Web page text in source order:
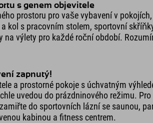
s genem objevitele
prostoru pro vaše vybavení v pokojích,
kol s pracovním stolem, sportovní
na výlety pro každé roční období.
zapnutý!
a prostorné pokoje s úchvatným
uvedou do prázdninového režimu. Pro
do sportovních lázní se saunou,
kabinou a fitness centrem.